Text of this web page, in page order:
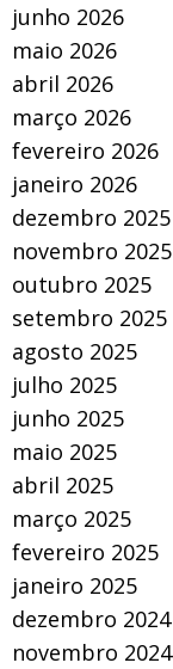
junho 2026
maio 2026
abril 2026
março 2026
fevereiro 2026
janeiro 2026
dezembro 2025
novembro 2025
outubro 2025
setembro 2025
agosto 2025
julho 2025
junho 2025
maio 2025
abril 2025
março 2025
fevereiro 2025
janeiro 2025
dezembro 2024
novembro 2024